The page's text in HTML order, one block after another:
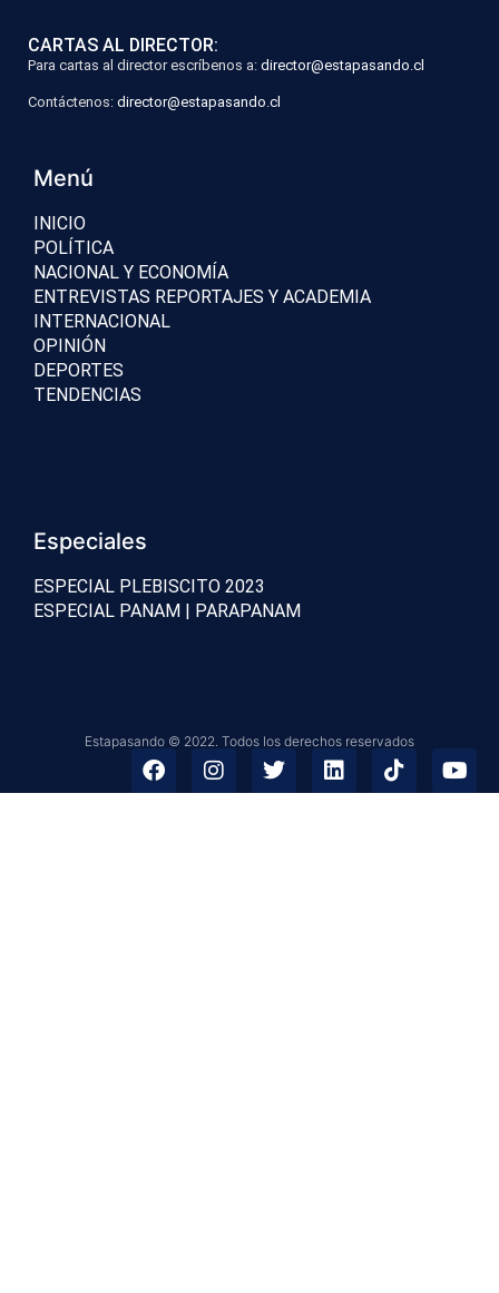
CARTAS AL DIRECTOR:
Para cartas al director escríbenos a: director@estapasando.cl
Contáctenos: director@estapasando.cl
Menú
INICIO
POLÍTICA
NACIONAL Y ECONOMÍA
ENTREVISTAS REPORTAJES Y ACADEMIA
INTERNACIONAL
OPINIÓN
DEPORTES
TENDENCIAS
Especiales
ESPECIAL PLEBISCITO 2023
ESPECIAL PANAM | PARAPANAM
Estapasando © 2022. Todos los derechos reservados